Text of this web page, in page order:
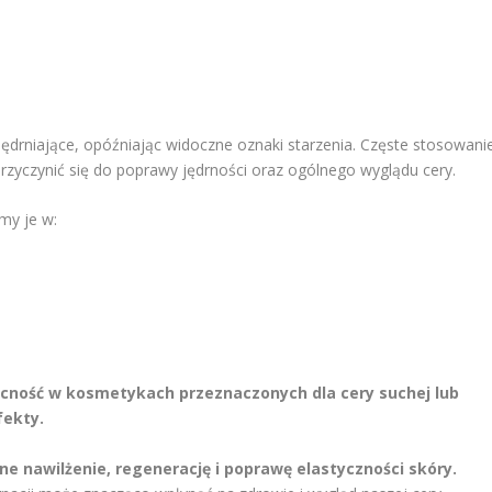
opóźniając widoczne oznaki starzenia. Częste
się do poprawy jędrności oraz ogólnego wyglądu cery.
je w:
w kosmetykach przeznaczonych dla cery suchej lub
nawilżenie, regenerację i poprawę elastyczności skóry.